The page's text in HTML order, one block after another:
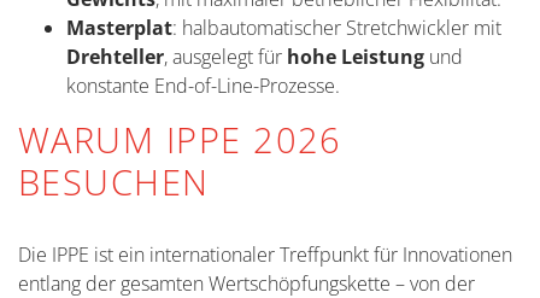
Masterplat: halbautomatischer Stretchwickler mit
Drehteller, ausgelegt für hohe Leistung und
konstante End-of-Line-Prozesse.
WARUM IPPE 2026
BESUCHEN
Die IPPE ist ein internationaler Treffpunkt für Innovationen
entlang der gesamten Wertschöpfungskette – von der